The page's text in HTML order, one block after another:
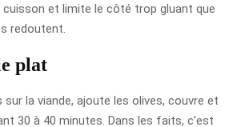
cuisson et limite le côté trop gluant que
redoutent.
plat
sur la viande, ajoute les olives, couvre et
30 à 40 minutes. Dans les faits, c’est